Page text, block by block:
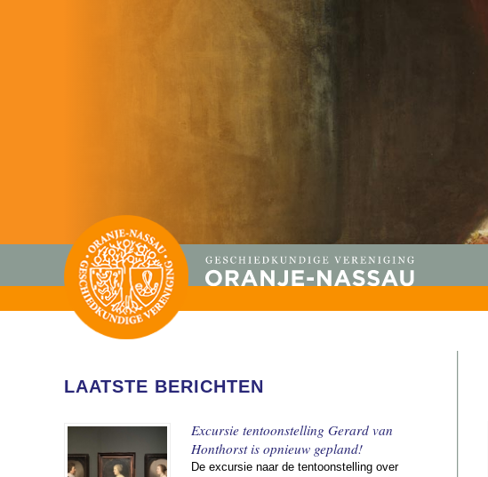
LAATSTE BERICHTEN
Excursie tentoonstelling Gerard van
Honthorst is opnieuw gepland!
De excursie naar de tentoonstelling over